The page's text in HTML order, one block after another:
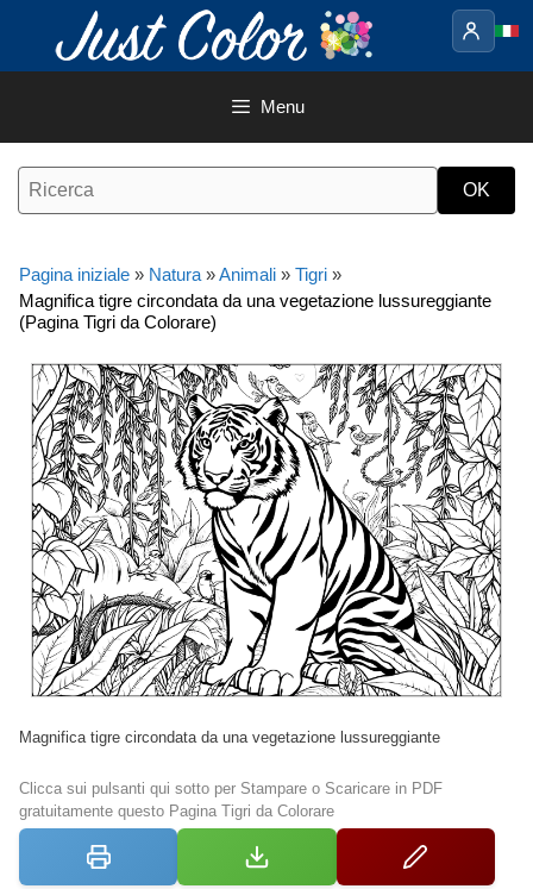
contenuto
Menu
Pagina iniziale » Natura »Animali » Tigri »
Magnifica tigre circondata da una vegetazione lussureggiante
(Pagina Tigri da Colorare)
Magnifica tigre circondata da una vegetazione lussureggiante
Clicca sui pulsanti qui sotto per Stampare o Scaricare in PDF
gratuitamente questo Pagina Tigri da Colorare